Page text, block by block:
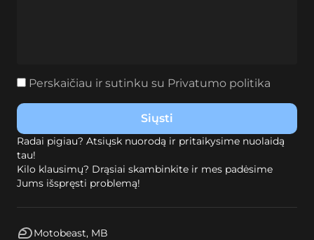
Radai pigiau? Atsiųsk nuorodą ir pritaikysime nuolaidą
tau!
Kilo klausimų? Drąsiai skambinkite ir mes padėsime
Jums išspręsti problemą!
Motobeast, MB
Perskaičiau ir sutinku su Privatumo politika